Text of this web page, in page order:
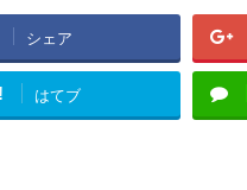
シェア
はてブ